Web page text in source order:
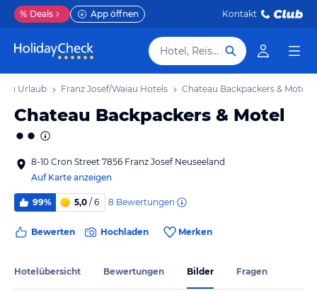
% Deals App öffnen Kontakt
Hotel, Reiseziel
Urlaub Franz Josef/Waiau Hotels Chateau Backpackers & Motel
Chateau Backpackers & Motel
8-10 Cron Street 7856 Franz Josef Neuseeland
Auf Karte anzeigen
99% 5,0 / 6 8 Bewertungen
Bewerten Hochladen Merken
Hotelübersicht Bewertungen Bilder Fragen